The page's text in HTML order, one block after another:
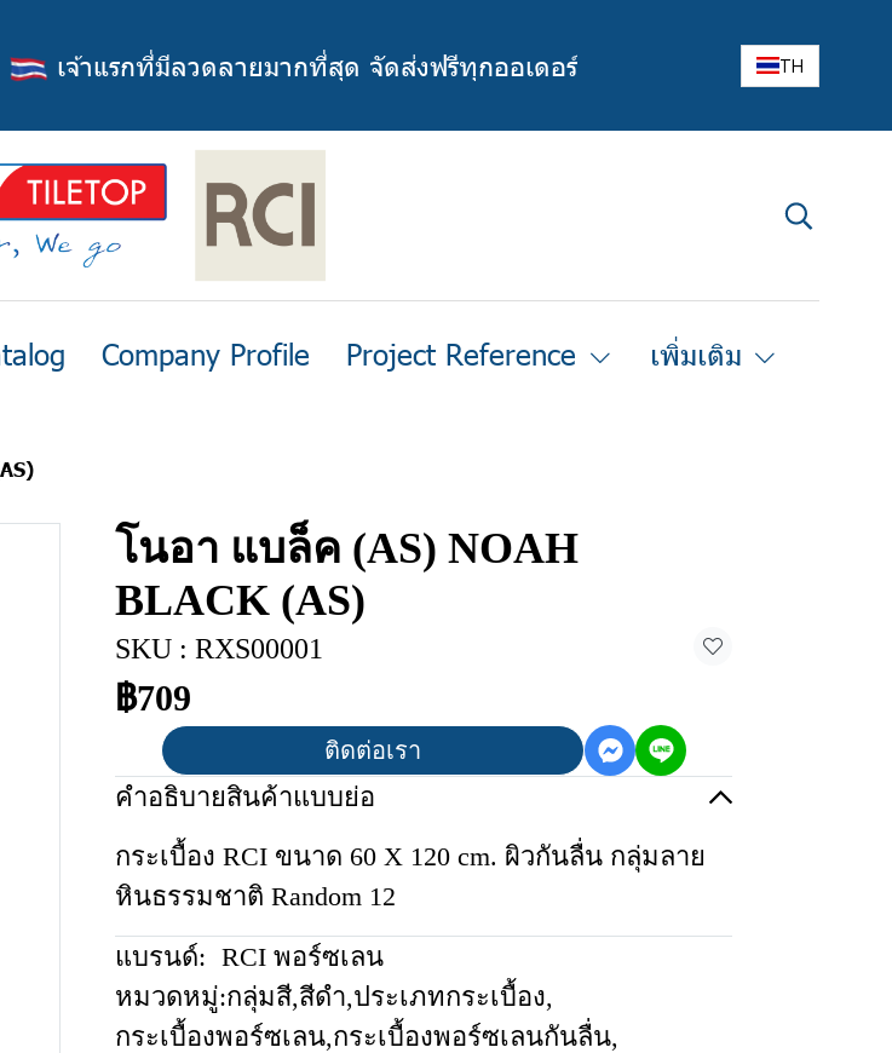
เจ้าแรกที่มีลวดลายมากที่สุด จัดส่งฟรีทุกออเดอร์ TH
Company Profile Project Reference เพิ่มเติม
โนอา แบล็ค (AS) NOAH
BLACK (AS)
SKU : RXS00001
฿709
ติดต่อเรา
คำอธิบายสินค้าแบบย่อ
กระเบื้อง RCI ขนาด 60 X 120 cm. ผิวกันลื่น กลุ่มลาย
หินธรรมชาติ Random 12
แบรนด์: RCI พอร์ซเลน
หมวดหมู่:กลุ่มสี,สีดำ,ประเภทกระเบื้อง,
กระเบื้องพอร์ซเลน,กระเบื้องพอร์ซเลนกันลื่น,